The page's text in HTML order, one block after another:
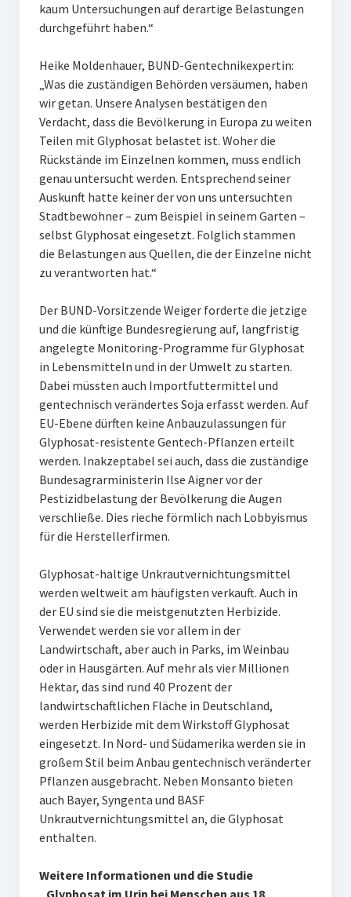
kaum Untersuchungen auf derartige Belastungen
durchgeführt haben.“
Heike Moldenhauer, BUND-Gentechnikexpertin:
„Was die zuständigen Behörden versäumen, haben
wir getan. Unsere Analysen bestätigen den
Verdacht, dass die Bevölkerung in Europa zu weiten
Teilen mit Glyphosat belastet ist. Woher die
Rückstände im Einzelnen kommen, muss endlich
genau untersucht werden. Entsprechend seiner
Auskunft hatte keiner der von uns untersuchten
Stadtbewohner – zum Beispiel in seinem Garten –
selbst Glyphosat eingesetzt. Folglich stammen
die Belastungen aus Quellen, die der Einzelne nicht
zu verantworten hat.“
Der BUND-Vorsitzende Weiger forderte die jetzige
und die künftige Bundesregierung auf, langfristig
angelegte Monitoring-Programme für Glyphosat
in Lebensmitteln und in der Umwelt zu starten.
Dabei müssten auch Importfuttermittel und
gentechnisch verändertes Soja erfasst werden. Auf
EU-Ebene dürften keine Anbauzulassungen für
Glyphosat-resistente Gentech-Pflanzen erteilt
werden. Inakzeptabel sei auch, dass die zuständige
Bundesagrarministerin Ilse Aigner vor der
Pestizidbelastung der Bevölkerung die Augen
verschließe. Dies rieche förmlich nach Lobbyismus
für die Herstellerfirmen.
Glyphosat-haltige Unkrautvernichtungsmittel
werden weltweit am häufigsten verkauft. Auch in
der EU sind sie die meistgenutzten Herbizide.
Verwendet werden sie vor allem in der
Landwirtschaft, aber auch in Parks, im Weinbau
oder in Hausgärten. Auf mehr als vier Millionen
Hektar, das sind rund 40 Prozent der
landwirtschaftlichen Fläche in Deutschland,
werden Herbizide mit dem Wirkstoff Glyphosat
eingesetzt. In Nord- und Südamerika werden sie in
großem Stil beim Anbau gentechnisch veränderter
Pflanzen ausgebracht. Neben Monsanto bieten
auch Bayer, Syngenta und BASF
Unkrautvernichtungsmittel an, die Glyphosat
enthalten.
Weitere Informationen und die Studie
„Glyphosat im Urin bei Menschen aus 18